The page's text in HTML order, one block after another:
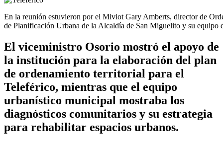
En la reunión estuvieron por el Miviot Gary Amberts, director de
de Planificación Urbana de la Alcaldía de San Miguelito y su equipo
El viceministro Osorio mostró el apoyo de
la institución para la elaboración del plan
de ordenamiento territorial para el
Teleférico, mientras que el equipo
urbanístico municipal mostraba los
diagnósticos comunitarios y su estrategia
para rehabilitar espacios urbanos.